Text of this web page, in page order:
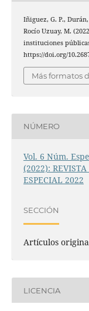
Iñiguez, G. P.,
Rocío Uzuay, M.
instituciones
https://doi.org/
Más formatos
NÚMERO
Vol. 6 Núm.
(2022):
ESPECIAL 2022
SECCIÓN
Artículos
LICENCIA